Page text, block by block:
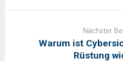
Nächster
Warum ist
Rüstung